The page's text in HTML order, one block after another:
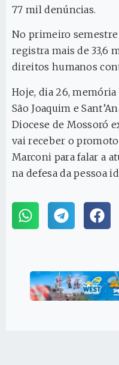
77 mil denúncias.
No primeiro semestre
registra mais de 33,6
direitos humanos
Hoje, dia 26, memória
São Joaquim e
Diocese de Mossoró
vai receber o
Marconi para falar a
na defesa da pessoa